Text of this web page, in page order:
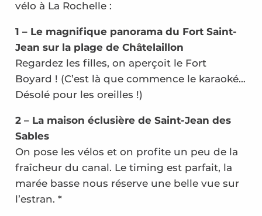
vélo à La Rochelle :
1 – Le magnifique panorama du Fort Saint-
Jean sur la plage de Châtelaillon
Regardez les filles, on aperçoit le Fort
Boyard ! (C’est là que commence le karaoké…
Désolé pour les oreilles !)
2 – La maison éclusière de Saint-Jean des
Sables
On pose les vélos et on profite un peu de la
fraîcheur du canal. Le timing est parfait, la
marée basse nous réserve une belle vue sur
l’estran. *